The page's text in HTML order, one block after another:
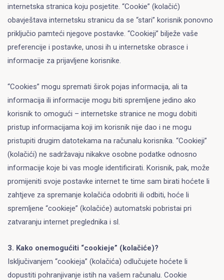
internetska stranica koju posjetite. “Cookie” (kolačić)
obavještava internetsku stranicu da se “stari” korisnik ponovno
priključio pamteći njegove postavke. “Cookieji” bilježe vaše
preferencije i postavke, unosi ih u internetske obrasce i
informacije za prijavljene korisnike.
“Cookies” mogu spremati širok pojas informacija, ali ta
informacija ili informacije mogu biti spremljene jedino ako
korisnik to omogući – internetske stranice ne mogu dobiti
pristup informacijama koji im korisnik nije dao i ne mogu
pristupiti drugim datotekama na računalu korisnika. “Cookieji”
(kolačići) ne sadržavaju nikakve osobne podatke odnosno
informacije koje bi vas mogle identificirati. Korisnik, pak, može
promijeniti svoje postavke internet te time sam birati hoćete li
zahtjeve za spremanje kolačića odobriti ili odbiti, hoće li
spremljene “cookieje” (kolačiće) automatski pobristai pri
zatvaranju internet preglednika i sl.
3. Kako onemogućiti “cookieje” (kolačiće)?
Isključivanjem “cookieja” (kolačića) odlučujete hoćete li
dopustiti pohranjivanje istih na vašem računalu. Cookie